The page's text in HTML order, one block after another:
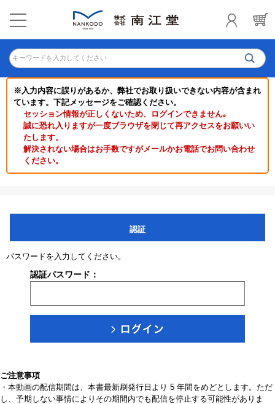
キーワードを入力してください
※入力内容に誤りがあるか、弊社でお取り扱いできない内容が含まれ
ています。下記メッセージをご確認ください。
セッション情報が正しくないため、ログインできません｡
誠に恐れ入りますが一度ブラウザを閉じて再アクセスをお願いい
たします。
解決されない場合はお手数ですがメールかお電話でお問い合わせ
ください。
認証
パスワードを入力してください。
認証パスワード：
ご注意事項
・本動画の配信期間は、本書最新刷発行日より 5 年間をめどとします。ただ
し、予期しない事情によりその期間内でも配信を停止する可能性がありま